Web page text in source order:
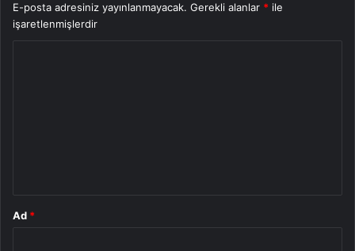
E-posta adresiniz yayınlanmayacak. Gerekli alanlar * ile
işaretlenmişlerdir
Ad *